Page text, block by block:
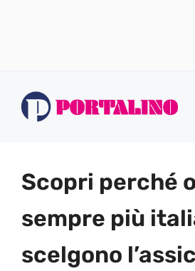
Scopri perché
sempre più
scelgono